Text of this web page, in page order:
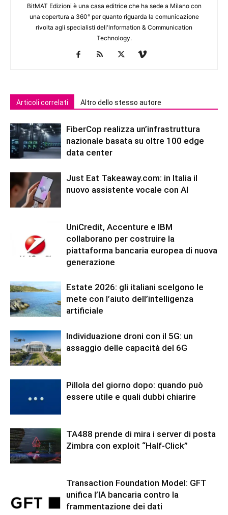
BitMAT Edizioni è una casa editrice che ha sede a Milano con
una copertura a 360° per quanto riguarda la comunicazione
rivolta agli specialisti dell'lnformation & Communication
Technology.
Articoli correlati Altro dello stesso autore
FiberCop realizza un’infrastruttura
nazionale basata su oltre 100 edge
data center
Just Eat Takeaway.com: in Italia il
nuovo assistente vocale con AI
UniCredit, Accenture e IBM
collaborano per costruire la
piattaforma bancaria europea di nuova
generazione
Estate 2026: gli italiani scelgono le
mete con l’aiuto dell’intelligenza
artificiale
Individuazione droni con il 5G: un
assaggio delle capacità del 6G
Pillola del giorno dopo: quando può
essere utile e quali dubbi chiarire
TA488 prende di mira i server di posta
Zimbra con exploit “Half-Click”
Transaction Foundation Model: GFT
unifica l’IA bancaria contro la
frammentazione dei dati